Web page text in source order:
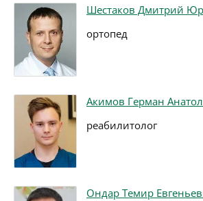
Шестаков Дмитрий
ортопед
Акимов Герман
реабилитолог
Ондар Темир